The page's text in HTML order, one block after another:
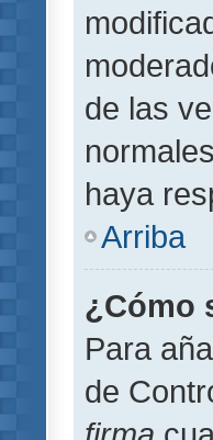
de las
haya
Arriba
¿Cómo
Para
de